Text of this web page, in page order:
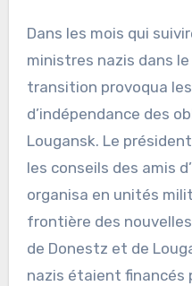
Dans les mois qui
ministres nazis dans
transition provoqua
d’indépendance des
Lougansk. Le
les conseils des amis
organisa en unités
frontière des
de Donestz et de
nazis étaient financés